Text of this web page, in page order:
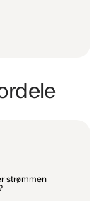
strømmen